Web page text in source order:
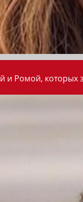
Ромой, которых